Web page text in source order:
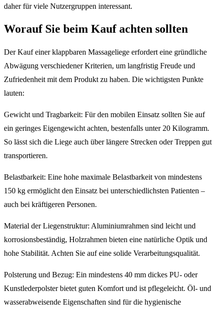
daher für viele Nutzergruppen interessant.
Worauf Sie beim Kauf achten sollten
Der Kauf einer klappbaren Massageliege erfordert eine gründliche
Abwägung verschiedener Kriterien, um langfristig Freude und
Zufriedenheit mit dem Produkt zu haben. Die wichtigsten Punkte
lauten:
Gewicht und Tragbarkeit: Für den mobilen Einsatz sollten Sie auf
ein geringes Eigengewicht achten, bestenfalls unter 20 Kilogramm.
So lässt sich die Liege auch über längere Strecken oder Treppen gut
transportieren.
Belastbarkeit: Eine hohe maximale Belastbarkeit von mindestens
150 kg ermöglicht den Einsatz bei unterschiedlichsten Patienten –
auch bei kräftigeren Personen.
Material der Liegenstruktur: Aluminiumrahmen sind leicht und
korrosionsbeständig, Holzrahmen bieten eine natürliche Optik und
hohe Stabilität. Achten Sie auf eine solide Verarbeitungsqualität.
Polsterung und Bezug: Ein mindestens 40 mm dickes PU- oder
Kunstlederpolster bietet guten Komfort und ist pflegeleicht. Öl- und
wasserabweisende Eigenschaften sind für die hygienische